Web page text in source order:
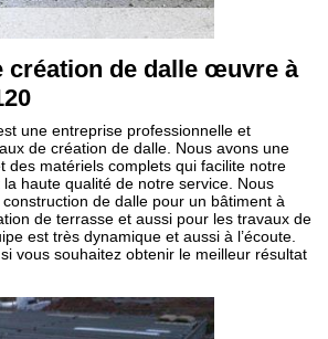
création de dalle œuvre à
une entreprise professionnelle et
de création de dalle. Nous avons une
des matériels complets qui facilite notre
haute qualité de notre service. Nous
de dalle pour un bâtiment à
de terrasse et aussi pour les travaux de
est très dynamique et aussi à l’écoute.
vous souhaitez obtenir le meilleur résultat